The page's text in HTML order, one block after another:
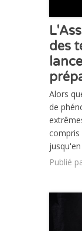
des
Alors
de
Publié